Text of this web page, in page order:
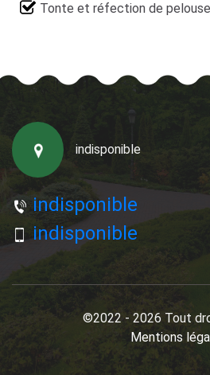
Tonte et réfection de
indisponible
indisponible
indisponible
©2022 - 2026 Tout
Mentions